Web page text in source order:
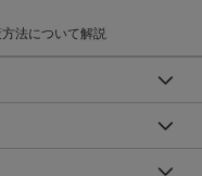
法について解説